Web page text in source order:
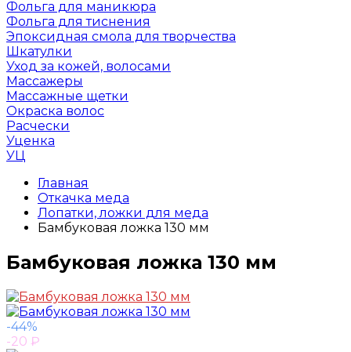
Фольга для маникюра
Фольга для тиснения
Эпоксидная смола для творчества
Шкатулки
Уход за кожей, волосами
Массажеры
Массажные щетки
Окраска волос
Расчески
Уценка
УЦ
Главная
Откачка меда
Лопатки, ложки для меда
Бамбуковая ложка 130 мм
Бамбуковая ложка 130 мм
-44%
-20 ₽